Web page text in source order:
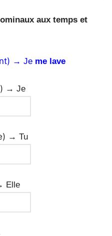
aux temps et
→ Je me lave
→ Je
→ Tu
Elle